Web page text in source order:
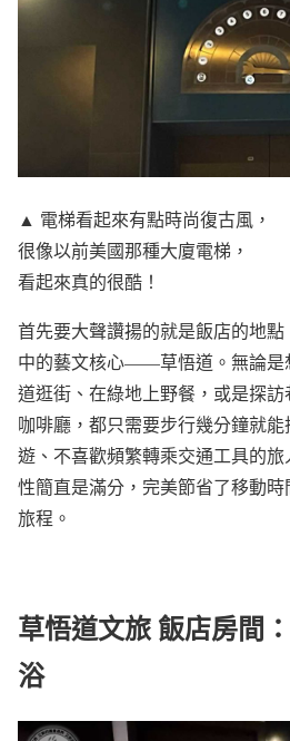
▲ 電梯看起來有點時尚復古風，
很像以前美國那種大廈電梯，
看起來真的很酷！
首先要大聲讚揚的就是飯店的地
中的藝文核心——草悟道。無論是
道逛街、在綠地上野餐，或是探
咖啡廳，都只需要步行幾分鐘就
遊、不喜歡頻繁轉乘交通工具的
性簡直是滿分，完美節省了移動
旅程。
草悟道文旅 飯店房間
浴